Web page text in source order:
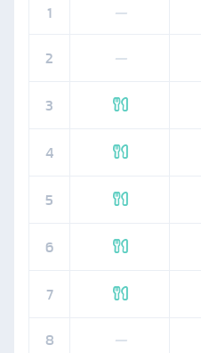
1
—
2
—
3
4
5
6
7
8
—